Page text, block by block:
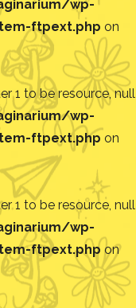
wp-
ftpext.php on
1 to be resource, null
wp-
ftpext.php on
1 to be resource, null
wp-
ftpext.php on